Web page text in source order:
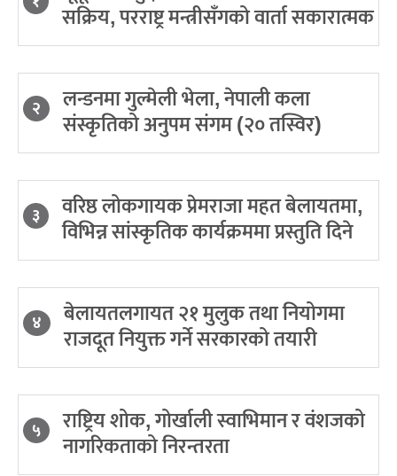
सक्रिय, परराष्ट्र मन्त्रीसँगको वार्ता सकारात्मक
२ लन्डनमा गुल्मेली भेला, नेपाली कला
संस्कृतिको अनुपम संगम (२० तस्विर)
३ वरिष्ठ लोकगायक प्रेमराजा महत बेलायतमा,
विभिन्न सांस्कृतिक कार्यक्रममा प्रस्तुति दिने
४ बेलायतलगायत २१ मुलुक तथा नियोगमा
राजदूत नियुक्त गर्ने सरकारको तयारी
५ राष्ट्रिय शोक, गोर्खाली स्वाभिमान र वंशजको
नागरिकताको निरन्तरता